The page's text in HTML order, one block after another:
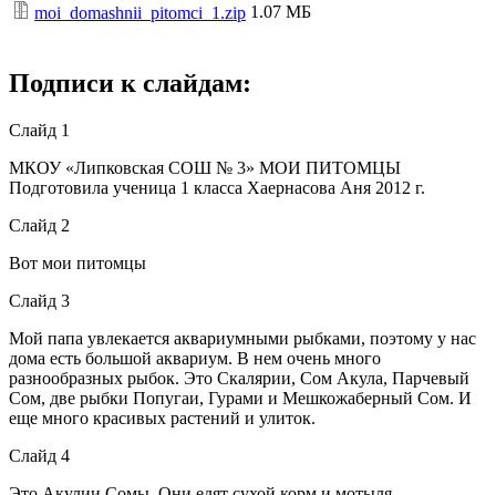
moi_domashnii_pitomci_1.zip 1.07 МБ
Подписи к слайдам:
Слайд 1
МКОУ «Липковская СОШ № 3» МОИ ПИТОМЦЫ
Подготовила ученица 1 класса Хаернасова Аня 2012 г.
Слайд 2
Вот мои питомцы
Слайд 3
Мой папа увлекается аквариумными рыбками, поэтому у нас
дома есть большой аквариум. В нем очень много
разнообразных рыбок. Это Скалярии, Сом Акула, Парчевый
Сом, две рыбки Попугаи, Гурами и Мешкожаберный Сом. И
еще много красивых растений и улиток.
Слайд 4